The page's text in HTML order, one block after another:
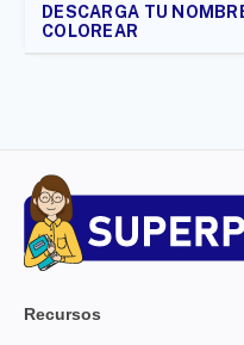
DESCARGA TU
COLOREAR
Recursos